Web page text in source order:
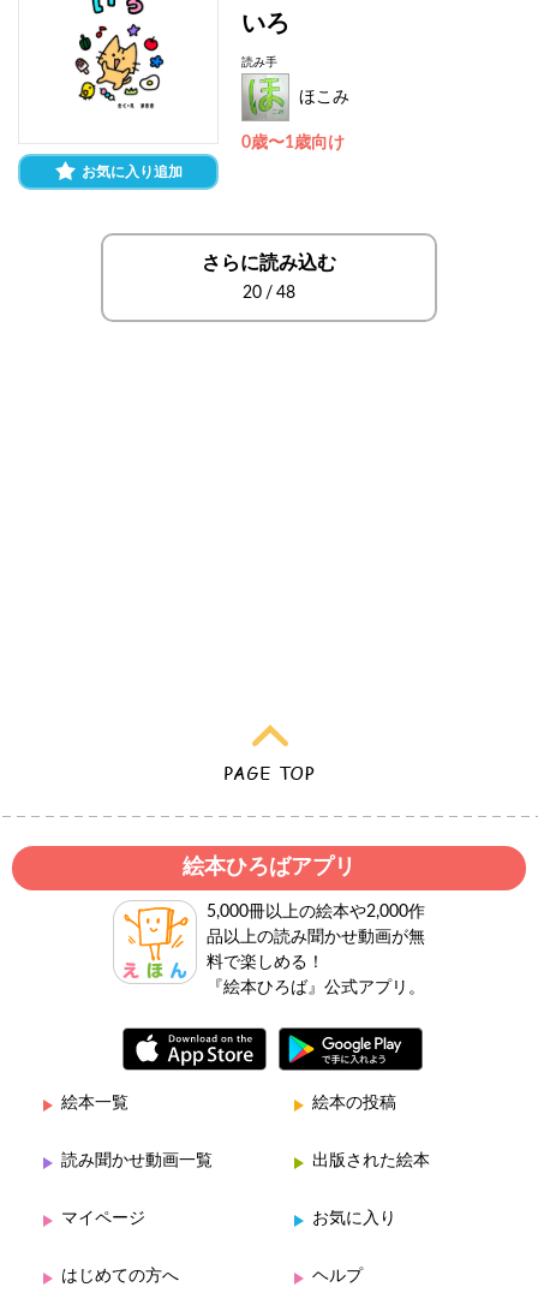
お気に入り追加
いろ
読み手
ほこみ
0歳〜1歳向け
さらに読み込む
20 / 48
絵本ひろばアプリ
5,000冊以上の絵本や2,000作
品以上の読み聞かせ動画が無
料で楽しめる！
『絵本ひろば』公式アプリ。
絵本一覧 絵本の投稿
読み聞かせ動画一覧 出版された絵本
マイページ お気に入り
はじめての方へ ヘルプ